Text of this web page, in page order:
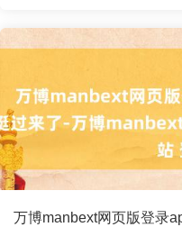
万博manbext网页版登录